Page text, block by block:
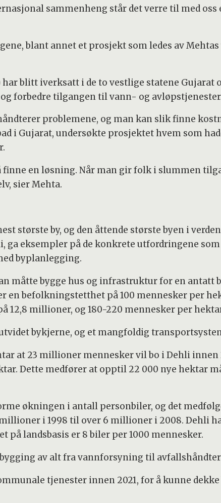
sammenheng står det verre til med oss
blant annet et prosjekt som ledes av Mehtas
blitt iverksatt i de to vestlige statene Gujarat
forbedre tilgangen til vann- og
problemene, og man kan slik finne
i Gujarat, undersøkte prosjektet hvem som
en løsning. Når man gir folk i slummen
sier Mehta.
største by, og den åttende største byen i
eksempler på de konkrete utfordringene
byplanlegging.
måtte bygge hus og infrastruktur for en antatt
befolkningstetthet på 100 mennesker per
12,8 millioner, og 180-220 mennesker per
bykjerne, og et mangfoldig
at 23 millioner mennesker vil bo i Dehli innen
Dette medfører at opptil 22 000 nye hektar
økningen i antall personbiler, og det
i 1998 til over 6 millioner i 2008. Dehli
på landsbasis er 8 biler per 1000 mennesker.
av alt fra vannforsyning til
tjenester innen 2021, for å kunne